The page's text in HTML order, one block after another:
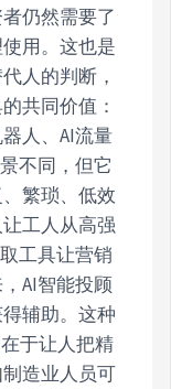
仍然需要了
用。这也是
人的判断，
共同价值：
人、AI流量
不同，但它
繁琐、低效
工人从高强
工具让营销
AI智能投顾
辅助。这种
于让人把精
造业人员可